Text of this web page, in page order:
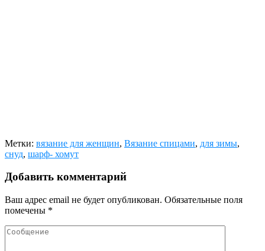
Метки: вязание для женщин, Вязание спицами, для зимы,
снуд, шарф- хомут
Добавить комментарий
Ваш адрес email не будет опубликован. Обязательные поля
помечены *